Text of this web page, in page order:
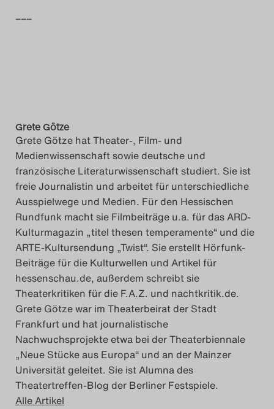
–––
Grete Götze
Grete Götze hat Theater-, Film- und
Medienwissenschaft sowie deutsche und
französische Literaturwissenschaft studiert. Sie ist
freie Journalistin und arbeitet für unterschiedliche
Ausspielwege und Medien. Für den Hessischen
Rundfunk macht sie Filmbeiträge u.a. für das ARD-
Kulturmagazin „titel thesen temperamente“ und die
ARTE-Kultursendung „Twist“. Sie erstellt Hörfunk-
Beiträge für die Kulturwellen und Artikel für
hessenschau.de, außerdem schreibt sie
Theaterkritiken für die F.A.Z. und nachtkritik.de.
Grete Götze war im Theaterbeirat der Stadt
Frankfurt und hat journalistische
Nachwuchsprojekte etwa bei der Theaterbiennale
„Neue Stücke aus Europa“ und an der Mainzer
Universität geleitet. Sie ist Alumna des
Theatertreffen-Blog der Berliner Festspiele.
Alle Artikel